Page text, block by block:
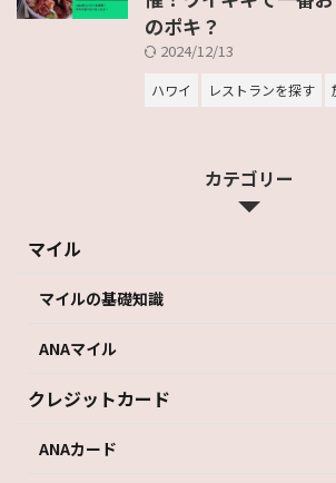
のポキ？
2024/12/13
ハワイ レストランを探す
カテゴリー
マイル
マイルの基礎知識
ANAマイル
クレジットカード
ANAカード